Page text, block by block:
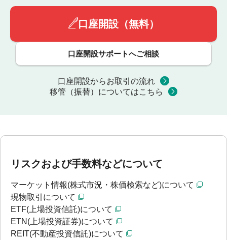
口座開設（無料）
口座開設サポートへご相談
口座開設からお取引の流れ
移管（振替）についてはこちら
リスクおよび手数料などについて
マーケット情報(株式市況・株価検索など)について
現物取引について
ETF(上場投資信託)について
ETN(上場投資証券)について
REIT(不動産投資信託)について